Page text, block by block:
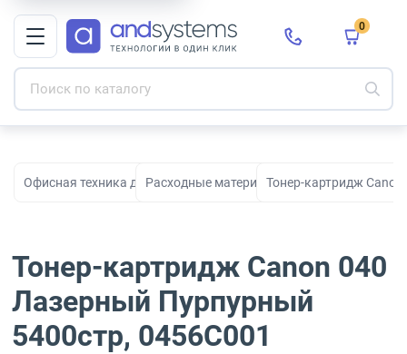
0
Офисная техника для печати, сканирования и
Расходные материалы для принтеров и
Тонер-картридж
Тонер-картридж Canon 040
Лазерный Пурпурный
5400стр, 0456C001